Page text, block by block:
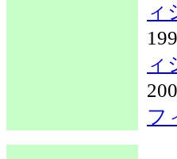
ィ
ィ
フ